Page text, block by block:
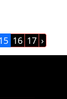
16 17 ›